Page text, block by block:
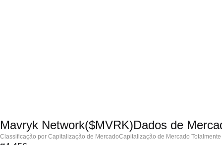
Mavryk Network($MVRK)Dados de
Classificação por Capitalização de MercadoCapitalização de Mercado